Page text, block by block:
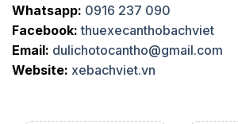
Whatsapp: 0916 237 090
Facebook: thuexecanthobachviet
Email: dulichotocantho@gmail.com
Website: xebachviet.vn